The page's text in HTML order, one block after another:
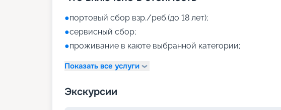
●портовый сбор взр./реб.(до 18 лет);
●сервисный сбор;
●проживание в каюте выбранной категории;
Показать все услуги
Экскурсии